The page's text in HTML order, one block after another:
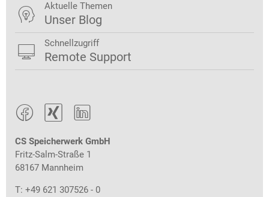
  
CS Speicherwerk GmbH
Fritz-Salm-Straße 1
68167 Mannheim
T: +49 621 307526 - 0
 Aktuelle Themen
Unser Blog
 Schnellzugriff
Remote Support